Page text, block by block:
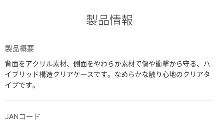
製品情報
製品概要
背面をアクリル素材、側面をやわらか素材で傷や衝撃から守る、ハ
イブリッド構造クリアケースです。なめらかな触り心地のクリアタ
イプです。
JANコード